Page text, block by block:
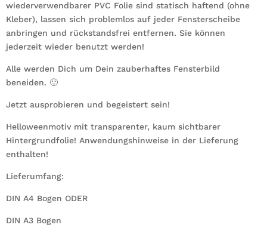
wiederverwendbarer PVC Folie sind statisch haftend (ohne
Kleber), lassen sich problemlos auf jeder Fensterscheibe
anbringen und rückstandsfrei entfernen. Sie können
jederzeit wieder benutzt werden!
Alle werden Dich um Dein zauberhaftes Fensterbild
beneiden. 🙂
Jetzt ausprobieren und begeistert sein!
Helloweenmotiv mit transparenter, kaum sichtbarer
Hintergrundfolie! Anwendungshinweise in der Lieferung
enthalten!
Lieferumfang:
DIN A4 Bogen ODER
DIN A3 Bogen